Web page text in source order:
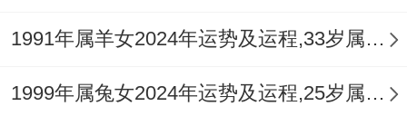
咸池星 入主你2026年的感情宫位，为你的
这颗俗称 「雾水桃花」 的星曜，其能量特
1991年属羊女2024年运势及运程,33岁属羊人2024全年每月运势女性如何
1999年属兔女2024年运势及运程,25岁属兔人2024全年每月运势女性如何